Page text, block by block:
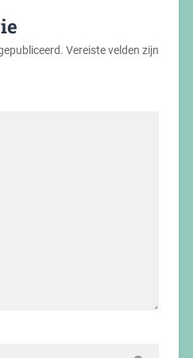
Vereiste velden zijn